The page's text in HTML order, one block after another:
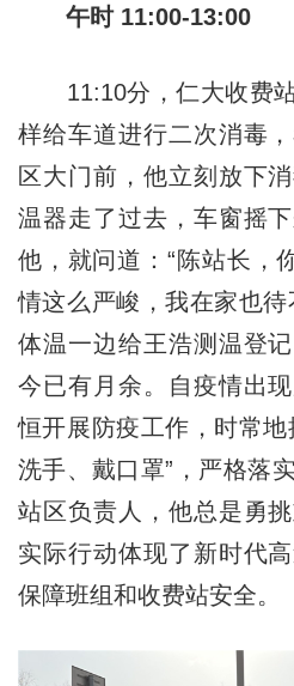
午时 11:00-13:00
11:10分，仁大收费站
样给车道进行二次消毒
区大门前，他立刻放下
温器走了过去，车窗摇
他，就问道：“陈站长，
情这么严峻，我在家也
体温一边给王浩测温登
今已有月余。自疫情出
恒开展防疫工作，时常地
洗手、戴口罩”，严格落
站区负责人，他总是勇
实际行动体现了新时代
保障班组和收费站安全。